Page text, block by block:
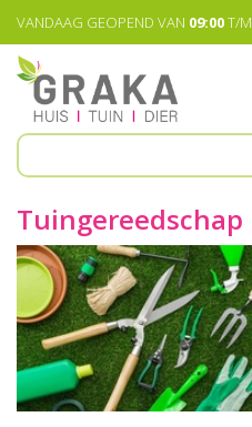
VANDAAG GEOPEND VAN 09:00T/M
Tuingereedschap